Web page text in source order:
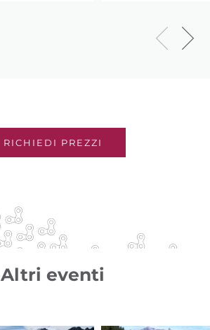
RICHIEDI PREZZI
Altri eventi